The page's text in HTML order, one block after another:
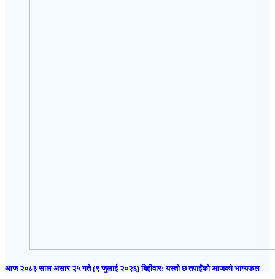
आज २०८३ साल असार २५ गते (९ जुलाई २०२६) बिहीवार: यस्तो छ तपाईंको आजको भाग्यफल